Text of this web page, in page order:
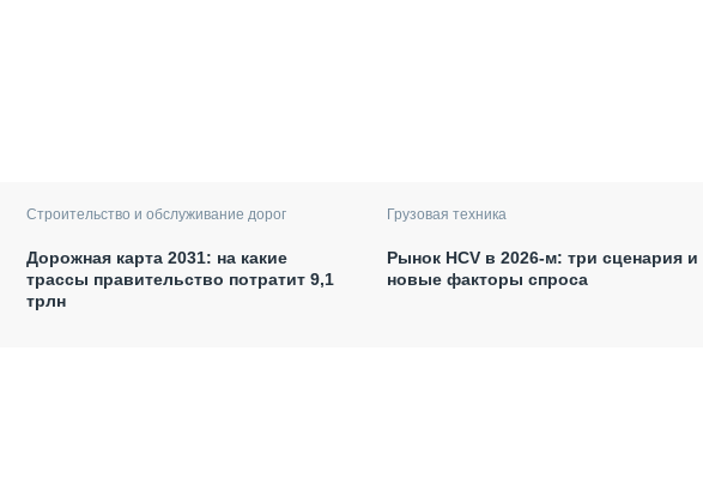
Строительство и обслуживание дорог
Дорожная карта 2031: на какие
трассы правительство потратит 9,1
трлн
Грузовая техника
Рынок HCV в 2026-м: три сценария и
новые факторы спроса